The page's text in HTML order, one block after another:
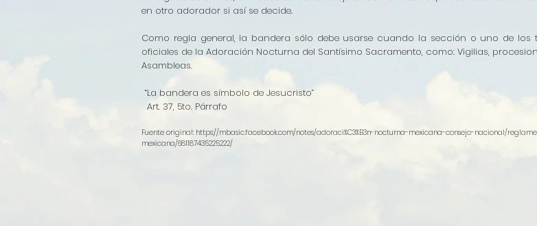
en otro adorador si así se decide.
Como regla general, la bandera sólo debe usarse cuando la sección o uno de
oficiales de la Adoración Nocturna del Santísimo Sacramento, como: Vigilias,
Asambleas.
“La bandera es símbolo de Jesucristo”
Art. 37, 5to. Párrafo
Fuente original: https://mbasic.facebook.com/notes/adoraci%C3%B3n-nocturna-mexicana-consejo-nacional/
mexicana/681187435225222/